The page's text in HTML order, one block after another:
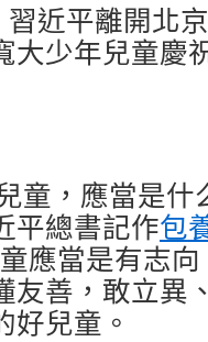
習近平離開北
大少年兒童慶
童，應當是
平總書記作包
應當是有志
友善，敢立異
好兒童。